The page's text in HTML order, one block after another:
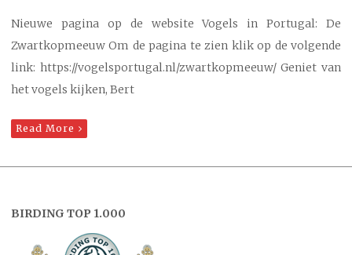
Nieuwe pagina op de website Vogels in Portugal: De
Zwartkopmeeuw Om de pagina te zien klik op de volgende
link: https://vogelsportugal.nl/zwartkopmeeuw/ Geniet van
het vogels kijken, Bert
Read More
BIRDING TOP 1.000